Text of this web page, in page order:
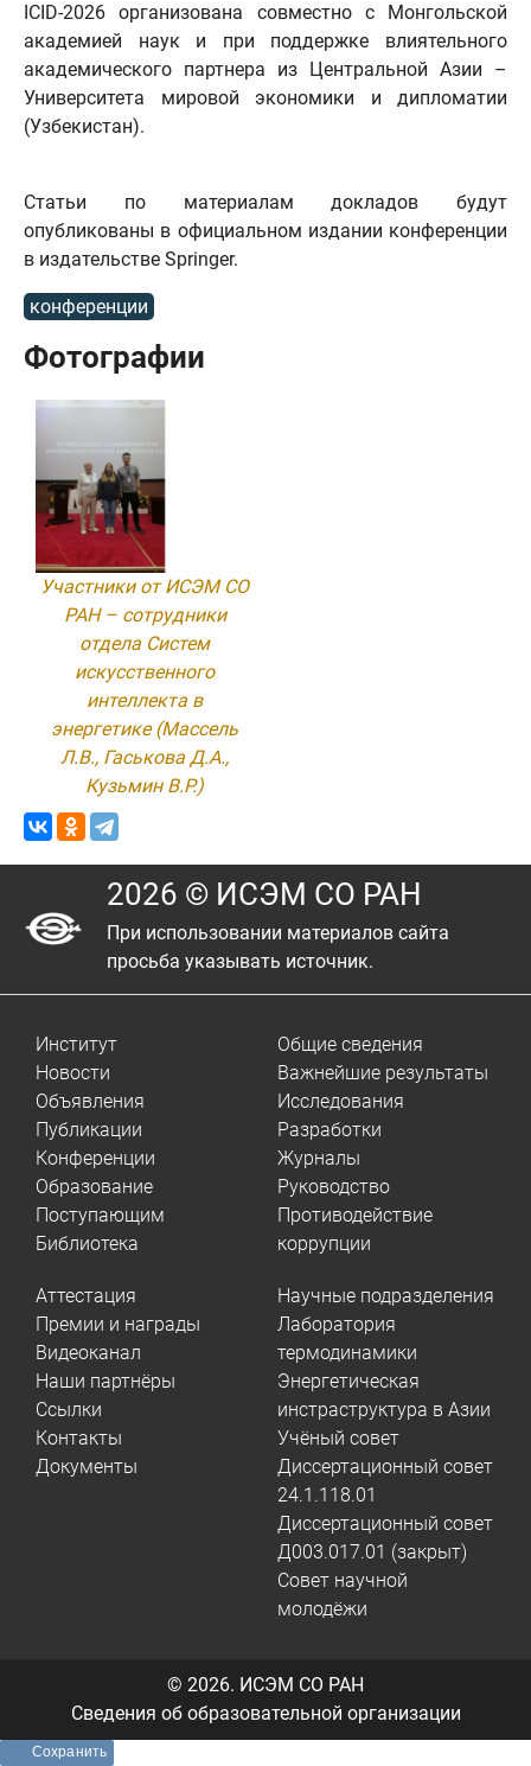
ICID-2026 организована совместно с Монгольской
академией наук и при поддержке влиятельного
академического партнера из Центральной Азии –
Университета мировой экономики и дипломатии
(Узбекистан).
Статьи по материалам докладов будут
опубликованы в официальном издании конференции
в издательстве Springer.
конференции
Фотографии
Участники от ИСЭМ СО
РАН – сотрудники
отдела Систем
искусственного
интеллекта в
энергетике (Массель
Л.В., Гаськова Д.А.,
Кузьмин В.Р.)
2026 © ИСЭМ СО РАН
При использовании материалов сайта
просьба указывать источник.
Институт
Новости
Объявления
Публикации
Конференции
Образование
Поступающим
Библиотека
Общие сведения
Важнейшие результаты
Исследования
Разработки
Журналы
Руководство
Противодействие
коррупции
Аттестация
Премии и награды
Видеоканал
Наши партнёры
Ссылки
Контакты
Документы
Научные подразделения
Лаборатория
термодинамики
Энергетическая
инстраструктура в Азии
Учёный совет
Диссертационный совет
24.1.118.01
Диссертационный совет
Д003.017.01 (закрыт)
Совет научной
молодёжи
© 2026. ИСЭМ СО РАН
Сведения об образовательной организации
Сохранить